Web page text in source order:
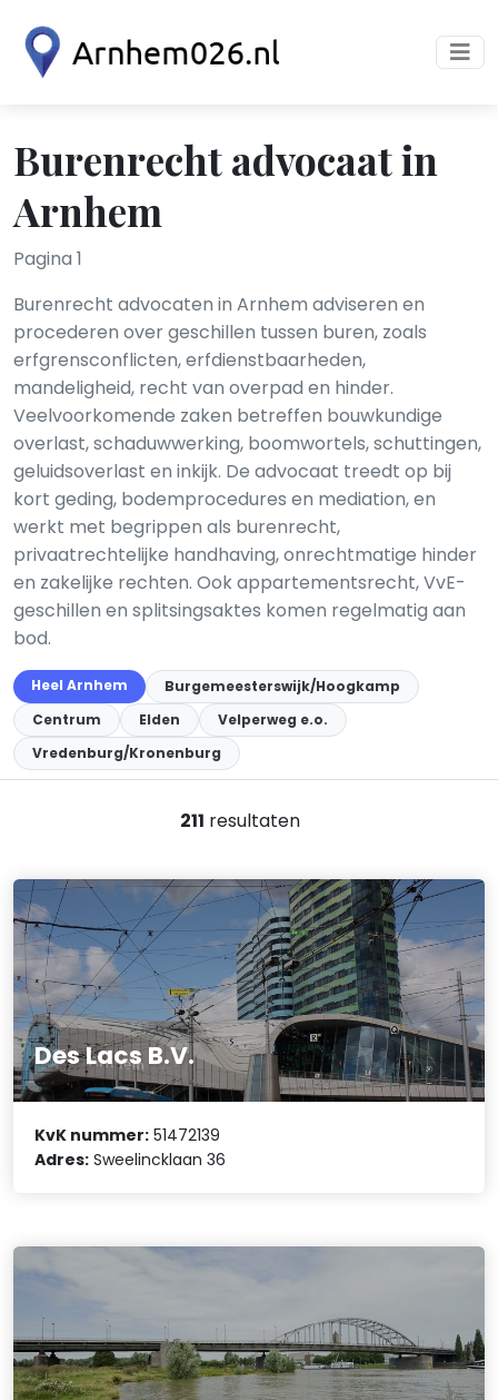
Burenrecht advocaat in
Arnhem
Pagina 1
Burenrecht advocaten in Arnhem adviseren en
procederen over geschillen tussen buren, zoals
erfgrensconflicten, erfdienstbaarheden,
mandeligheid, recht van overpad en hinder.
Veelvoorkomende zaken betreffen bouwkundige
overlast, schaduwwerking, boomwortels, schuttingen,
geluidsoverlast en inkijk. De advocaat treedt op bij
kort geding, bodemprocedures en mediation, en
werkt met begrippen als burenrecht,
privaatrechtelijke handhaving, onrechtmatige hinder
en zakelijke rechten. Ook appartementsrecht, VvE-
geschillen en splitsingsaktes komen regelmatig aan
bod.
Heel Arnhem
Burgemeesterswijk/Hoogkamp
Centrum
Elden
Velperweg e.o.
Vredenburg/Kronenburg
211 resultaten
Des Lacs B.V.
KvK nummer: 51472139
Adres: Sweelincklaan 36